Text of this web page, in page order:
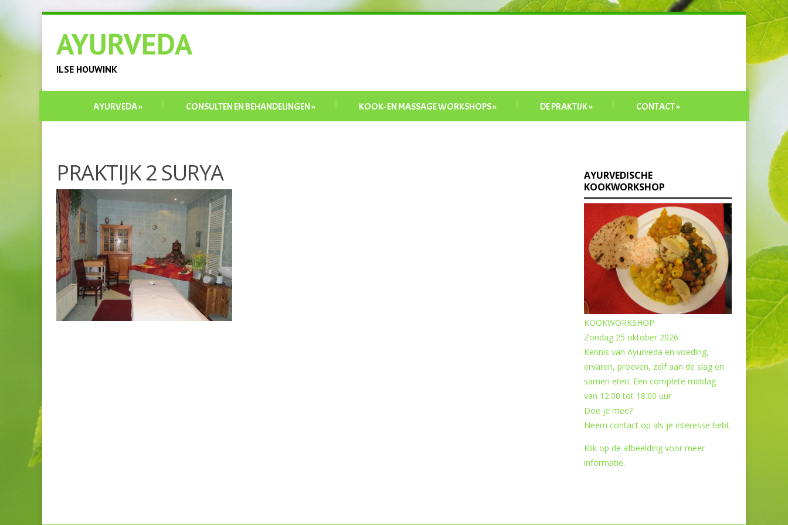
AYURVEDA
ILSE HOUWINK
AYURVEDA» CONSULTEN EN BEHANDELINGEN» KOOK- EN MASSAGE WORKSHOPS» DE PRAKTIJK» CONTACT»
PRAKTIJK 2 SURYA
AYURVEDISCHE
KOOKWORKSHOP
KOOKWORKSHOP
Zondag 25 oktober 2026
Kennis van Ayurveda en voeding,
ervaren, proeven, zelf aan de slag en
samen eten. Een complete middag
van 12.00 tot 18.00 uur
Doe je mee?
Neem contact op als je interesse hebt.
Klik op de afbeelding voor meer
informatie.